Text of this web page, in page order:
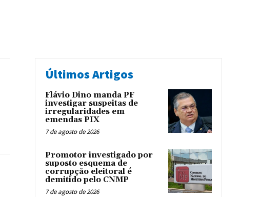
Últimos Artigos
Flávio Dino manda PF
investigar suspeitas de
irregularidades em
emendas PIX
7 de agosto de 2026
Promotor investigado por
suposto esquema de
corrupção eleitoral é
demitido pelo CNMP
7 de agosto de 2026